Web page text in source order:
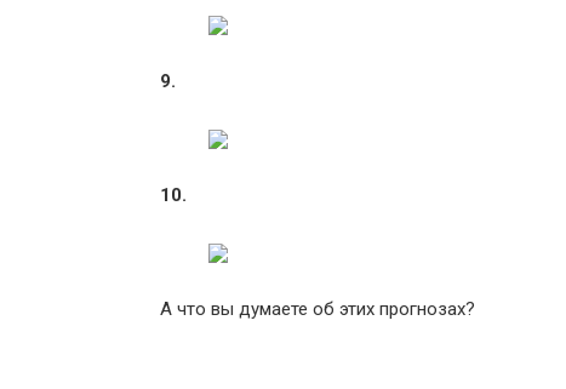
9.
10.
А что вы думаете об этих прогнозах?